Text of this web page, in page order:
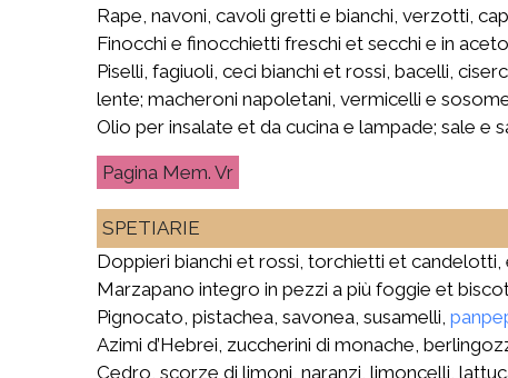
Rape, navoni, cavoli gretti e bianchi, verzotti,
Finocchi e finocchietti freschi et secchi e in
Piselli, fagiuoli, ceci bianchi et rossi, bacelli,
lente; macheroni napoletani, vermicelli e
Olio per insalate et da cucina e lampade; sale e
Mem. Vr
SPETIARIE
Doppieri bianchi et rossi, torchietti et
Marzapano integro in pezzi a più foggie et
Pignocato, pistachea, savonea, susamelli,
Azimi d’Hebrei, zuccherini di monache,
Cedro, scorze di limoni, naranzi, limoncelli,